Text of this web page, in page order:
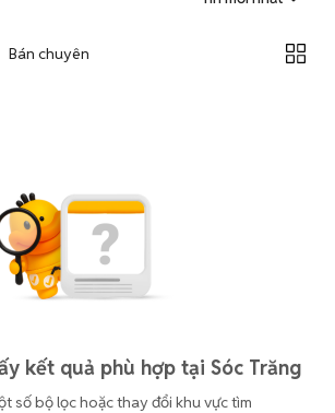
Bán chuyên
kết quả phù hợp tại Sóc Trăng
số bộ lọc hoặc thay đổi khu vực tìm